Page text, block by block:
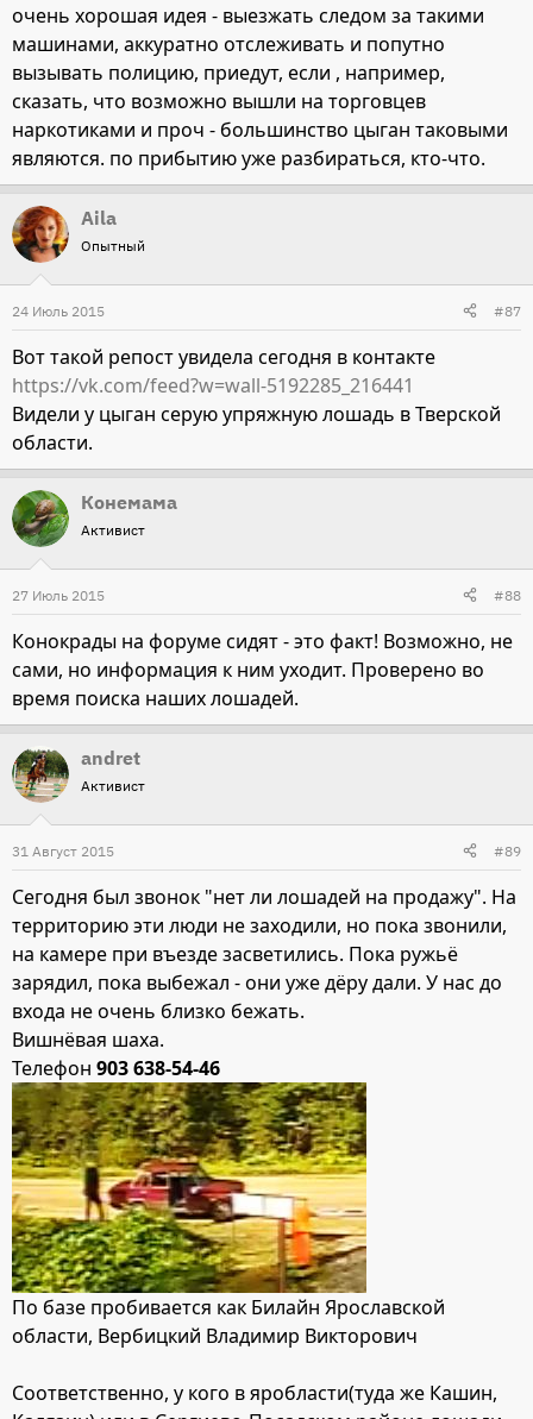
очень хорошая идея - выезжать следом за такими
машинами, аккуратно отслеживать и попутно
вызывать полицию, приедут, если , например,
сказать, что возможно вышли на торговцев
наркотиками и проч - большинство цыган таковыми
являются. по прибытию уже разбираться, кто-что.
Aila
Опытный
24 Июль 2015 #87
Вот такой репост увидела сегодня в контакте
https://vk.com/feed?w=wall-5192285_216441
Видели у цыган серую упряжную лошадь в Тверской
области.
Конемама
Активист
27 Июль 2015 #88
Конокрады на форуме сидят - это факт! Возможно, не
сами, но информация к ним уходит. Проверено во
время поиска наших лошадей.
andret
Активист
31 Август 2015 #89
Сегодня был звонок "нет ли лошадей на продажу". На
территорию эти люди не заходили, но пока звонили,
на камере при въезде засветились. Пока ружьё
зарядил, пока выбежал - они уже дёру дали. У нас до
входа не очень близко бежать.
Вишнёвая шаха.
Телефон 903 638-54-46
По базе пробивается как Билайн Ярославской
области, Вербицкий Владимир Викторович
Соответственно, у кого в яробласти(туда же Кашин,